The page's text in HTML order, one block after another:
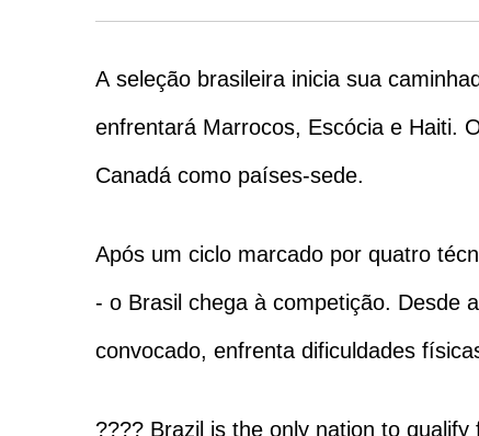
A seleção brasileira inicia sua
enfrentará Marrocos, Escócia e Haiti.
Canadá como países-sede.
Após um ciclo marcado por quatro
- o Brasil chega à competição. Desde
convocado, enfrenta dificuldades
???? Brazil is the only nation to qualify